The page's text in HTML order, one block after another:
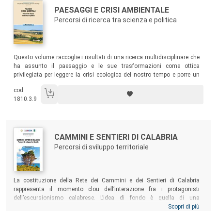
Autori:
Titolo:
PAESAGGI E CRISI AMBIENTALE
Percorsi di ricerca tra scienza e politica
Questo volume raccoglie i risultati di una ricerca multidisciplinare che
ha assunto il paesaggio e le sue trasformazioni come ottica
privilegiata per leggere la crisi ecologica del nostro tempo e porre un
cod.
1810.3.9
Autori:
Titolo:
CAMMINI E SENTIERI DI CALABRIA
Percorsi di sviluppo territoriale
Sommario:
La costituzione della Rete dei Cammini e dei Sentieri di Calabria
rappresenta il momento clou dell’interazione fra i protagonisti
dell’escursionismo calabrese. L’idea di fondo è quella di una
collaborazione sinergica finalizzata alla valorizzazione di percorsi
Scopri di più